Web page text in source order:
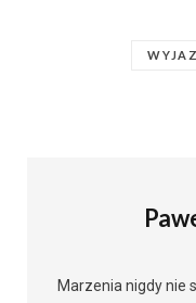
Marzenia nigdy nie